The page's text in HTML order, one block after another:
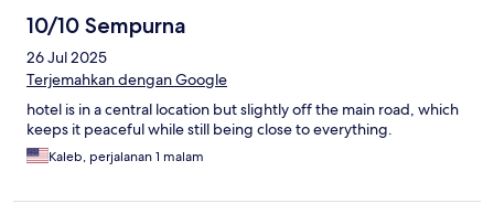
10/10 Sempurna
26 Jul 2025
Terjemahkan dengan Google
hotel is in a central location but slightly off the main road, which
keeps it peaceful while still being close to everything.
Kaleb, perjalanan 1 malam